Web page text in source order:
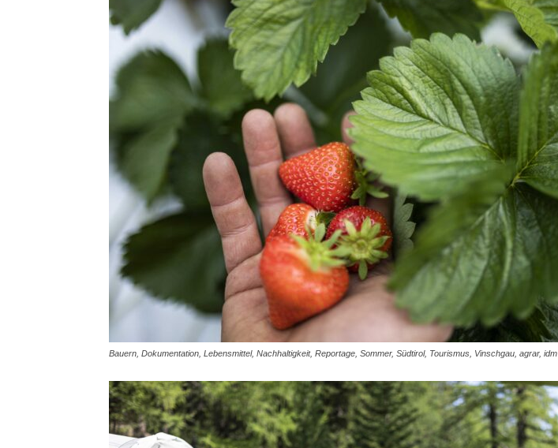
Bauern, Dokumentation, Lebensmittel, Nachhaltigkeit, Reportage, Sommer, Südtirol, Tourismus, Vinschgau, agrar, idm